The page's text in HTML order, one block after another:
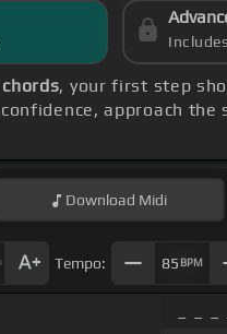
, your first step
approach the
Download Midi
Tempo: 85 BPM